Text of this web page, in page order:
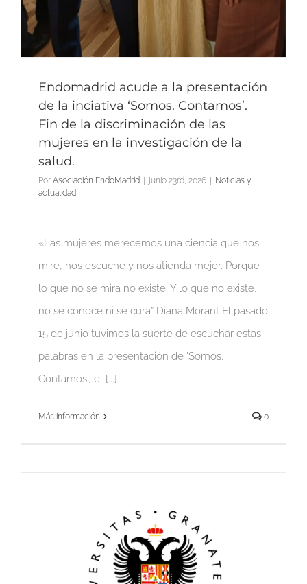
Endomadrid acude a la presentación
de la inciativa ‘Somos. Contamos’.
Fin de la discriminación de las
mujeres en la investigación de la
salud.
Por Asociación EndoMadrid | junio 23rd, 2026 | Noticias y
actualidad
«Las mujeres merecemos una ciencia que nos
mire, nos escuche y nos atienda mejor. Porque
lo que no se mira no existe. Y lo que no existe,
no se conoce ni se cura” Diana Morant El pasado
15 de junio tuvimos la suerte de escuchar estas
palabras en la presentación de 'Somos.
Contamos', el [...]
Más información 0